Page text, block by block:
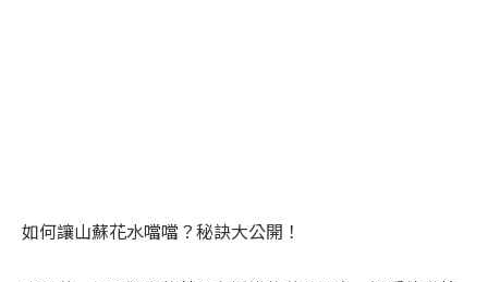
如何讓山蘇花水噹噹？秘訣大公開！